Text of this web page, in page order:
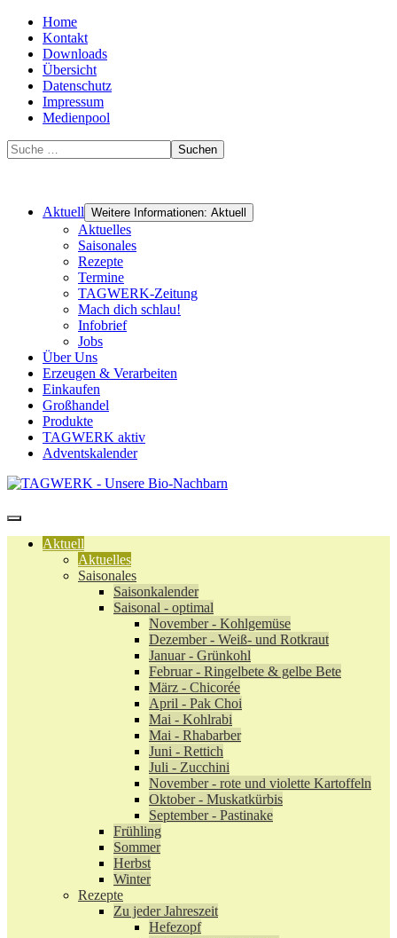
Home
Kontakt
Downloads
Übersicht
Datenschutz
Impressum
Medienpool
Suchen
Aktuell Weitere Informationen: Aktuell
Aktuelles
Saisonales
Rezepte
Termine
TAGWERK-Zeitung
Mach dich schlau!
Infobrief
Jobs
Über Uns
Erzeugen & Verarbeiten
Einkaufen
Großhandel
Produkte
TAGWERK aktiv
Adventskalender
Aktuell
Aktuelles
Saisonales
Saisonkalender
Saisonal - optimal
November - Kohlgemüse
Dezember - Weiß- und Rotkraut
Januar - Grünkohl
Februar - Ringelbete & gelbe Bete
März - Chicorée
April - Pak Choi
Mai - Kohlrabi
Mai - Rhabarber
Juni - Rettich
Juli - Zucchini
November - rote und violette Kartoffeln
Oktober - Muskatkürbis
September - Pastinake
Frühling
Sommer
Herbst
Winter
Rezepte
Zu jeder Jahreszeit
Hefezopf